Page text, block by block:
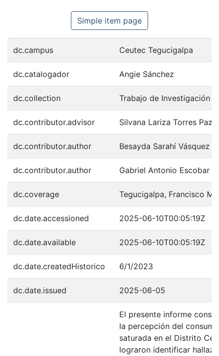
Simple item page
dc.campus Ceutec Tegucigalpa
dc.catalogador Angie Sánchez
dc.collection Trabajo de Investigación
dc.contributor.advisor Silvana Lariza Torres
dc.contributor.author Besayda Sarahí Vásquez
dc.contributor.author Gabriel Antonio Escobar
dc.coverage Tegucigalpa, Francisco
dc.date.accessioned 2025-06-10T00:05:19Z
dc.date.available 2025-06-10T00:05:19Z
dc.date.createdHistorico 6/1/2023
dc.date.issued 2025-06-05
El presente informe
la percepción del
saturada en el Distrito
lograron identificar